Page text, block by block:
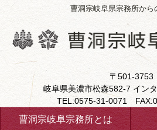
曹洞宗岐阜県宗務所から
〒501-3753
岐阜県美濃市松森582-7 イン
TEL:0575-31-0071
曹洞宗岐阜宗務所とは